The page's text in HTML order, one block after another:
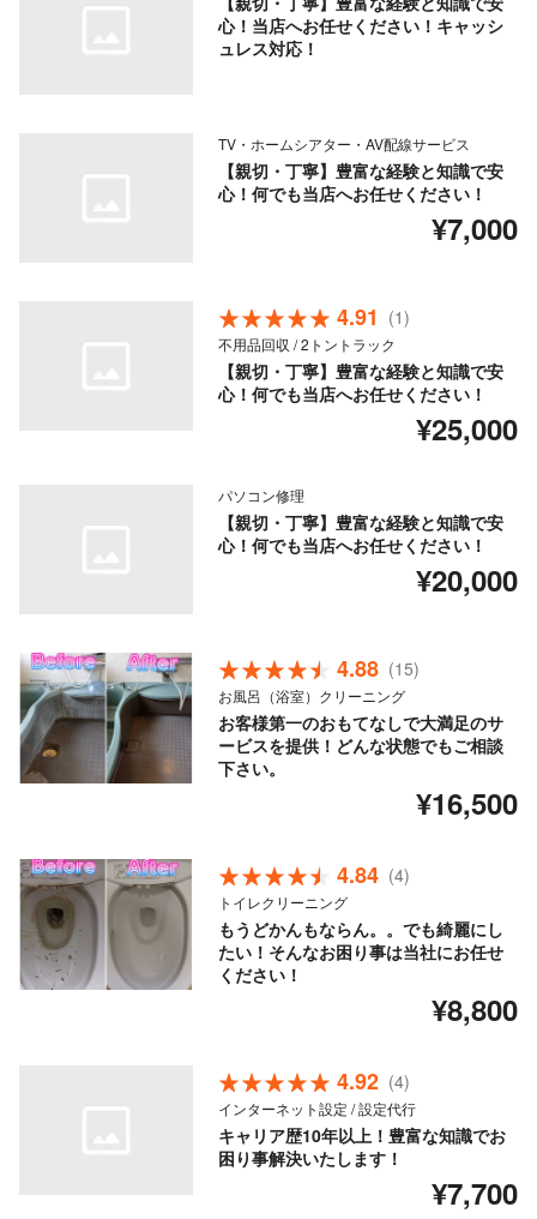
心！当店へお任せください！キャッシ
ュレス対応！
TV・ホームシアター・AV配線サービス
【親切・丁寧】豊富な経験と知識で安
心！何でも当店へお任せください！
¥7,000
4.91 (1)
不用品回収 / 2トントラック
【親切・丁寧】豊富な経験と知識で安
心！何でも当店へお任せください！
¥25,000
パソコン修理
【親切・丁寧】豊富な経験と知識で安
心！何でも当店へお任せください！
¥20,000
4.88 (15)
お風呂（浴室）クリーニング
お客様第一のおもてなしで大満足のサ
ービスを提供！どんな状態でもご相談
下さい。
¥16,500
4.84 (4)
トイレクリーニング
もうどかんもならん。。でも綺麗にし
たい！そんなお困り事は当社にお任せ
ください！
¥8,800
4.92 (4)
インターネット設定 / 設定代行
キャリア歴10年以上！豊富な知識でお
困り事解決いたします！
¥7,700